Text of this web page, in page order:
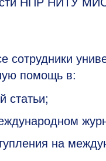
сотрудники
помощь в:
статьи;
на